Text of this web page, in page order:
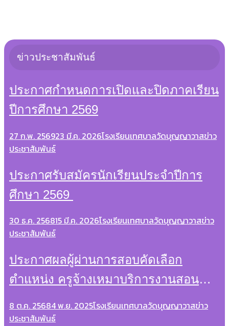
ข่าวประชาสัมพันธ์
ประกาศกำหนดการเปิดและปิดภาคเรียน
ปีการศึกษา 2569
27 ก.พ. 256923 มี.ค. 2026โรงเรียนเทศบาลวัดบุญญาวาสข่าว
ประชาสัมพันธ์
ประกาศรับสมัครนักเรียนประจำปีการ
ศึกษา 2569
30 ธ.ค. 256815 มี.ค. 2026โรงเรียนเทศบาลวัดบุญญาวาสข่าว
ประชาสัมพันธ์
ประกาศผลผู้ผ่านการสอบคัดเลือก
ตำแหน่ง ครูจ้างเหมาบริการงานสอน
ปีงบประมาณ 2569
8 ต.ค. 25684 พ.ย. 2025โรงเรียนเทศบาลวัดบุญญาวาสข่าว
ประชาสัมพันธ์